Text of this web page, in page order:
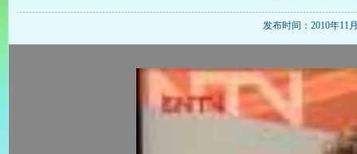
发布时间：2010年11